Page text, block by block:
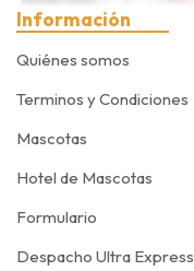
Información
Quiénes somos
Terminos y Condiciones
Mascotas
Hotel de Mascotas
Formulario
Despacho Ultra Express